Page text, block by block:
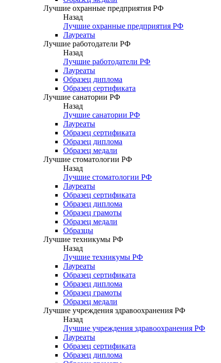
Лучшие охранные предприятия РФ
Назад
Лучшие охранные предприятия РФ
Лауреаты
Лучшие работодатели РФ
Назад
Лучшие работодатели РФ
Лауреаты
Образец диплома
Образец сертификата
Лучшие санатории РФ
Назад
Лучшие санатории РФ
Лауреаты
Образец сертификата
Образец диплома
Образец медали
Лучшие стоматологии РФ
Назад
Лучшие стоматологии РФ
Лауреаты
Образец сертификата
Образец диплома
Образец грамоты
Образец медали
Образцы
Лучшие техникумы РФ
Назад
Лучшие техникумы РФ
Лауреаты
Образец сертификата
Образец диплома
Образец грамоты
Образец медали
Лучшие учреждения здравоохранения РФ
Назад
Лучшие учреждения здравоохранения РФ
Лауреаты
Образец сертификата
Образец диплома